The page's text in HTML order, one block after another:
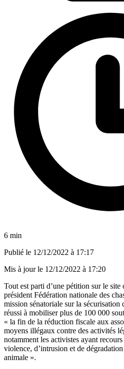
6 min
Publié le 12/12/2022 à 17:17
Mis à jour le 12/12/2022 à 17:20
Tout est parti d’une pétition sur le site
président Fédération nationale des
mission sénatoriale sur la sécurisation
réussi à mobiliser plus de 100 000
« la fin de la réduction fiscale aux
moyens illégaux contre des activités
notamment les activistes ayant
violence, d’intrusion et de
animale ».